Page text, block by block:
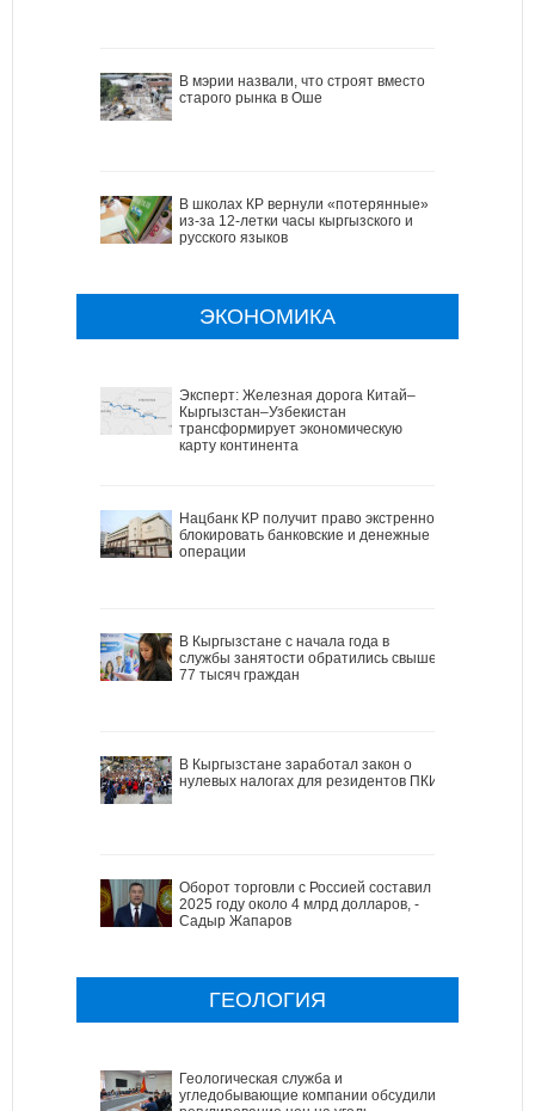
В мэрии назвали, что строят вместо
старого рынка в Оше
В школах КР вернули «потерянные»
из-за 12-летки часы кыргызского и
русского языков
ЭКОНОМИКА
Эксперт: Железная дорога Китай–
Кыргызстан–Узбекистан
трансформирует экономическую
карту континента
Нацбанк КР получит право экстренно
блокировать банковские и денежные
операции
В Кыргызстане с начала года в
службы занятости обратились свыше
77 тысяч граждан
В Кыргызстане заработал закон о
нулевых налогах для резидентов ПКИ
Оборот торговли с Россией составил в
2025 году около 4 млрд долларов, -
Садыр Жапаров
ГЕОЛОГИЯ
Геологическая служба и
угледобывающие компании обсудили